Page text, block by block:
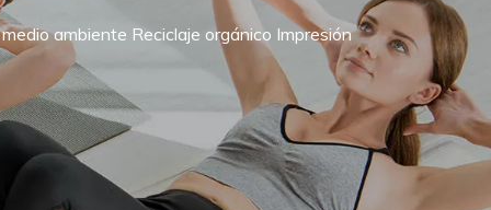
ambiente Reciclaje orgánico Impresión